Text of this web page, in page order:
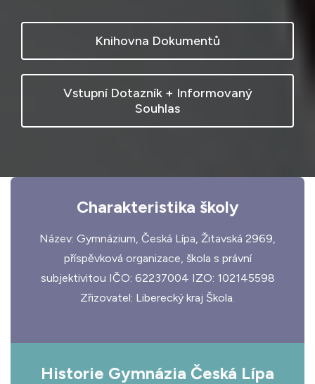
Knihovna Dokumentů
Vstupní Dotazník + Informovaný
Souhlas
Charakteristika školy
Název: Gymnázium, Česká Lípa, Žitavská 2969,
příspěvková organizace, škola s právní
subjektivitou IČO: 62237004 IZO: 102145598
Zřizovatel: Liberecký kraj Škola.
Historie Gymnázia Česká Lípa